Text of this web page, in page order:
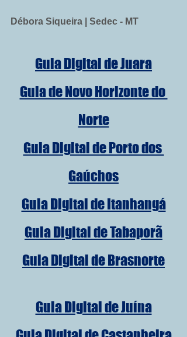
Débora Siqueira | Sedec - MT
Guia Digital de Juara
Guia de Novo Horizonte do
Norte
Guia Digital de Porto dos
Gaúchos
Guia Digital de Itanhangá
Guia Digital de Tabaporã
Guia Digital de Brasnorte
Guia Digital de Juína